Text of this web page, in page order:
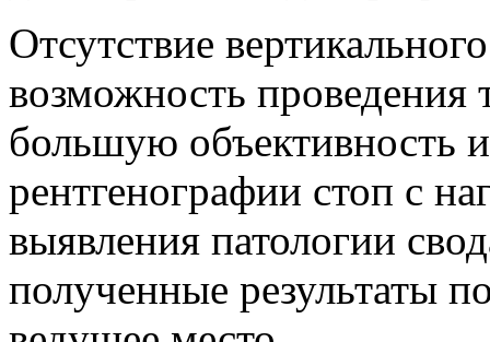
Отсутствие
возможность
большую объективность
рентгенографии стоп с
выявления патологии
полученные результаты